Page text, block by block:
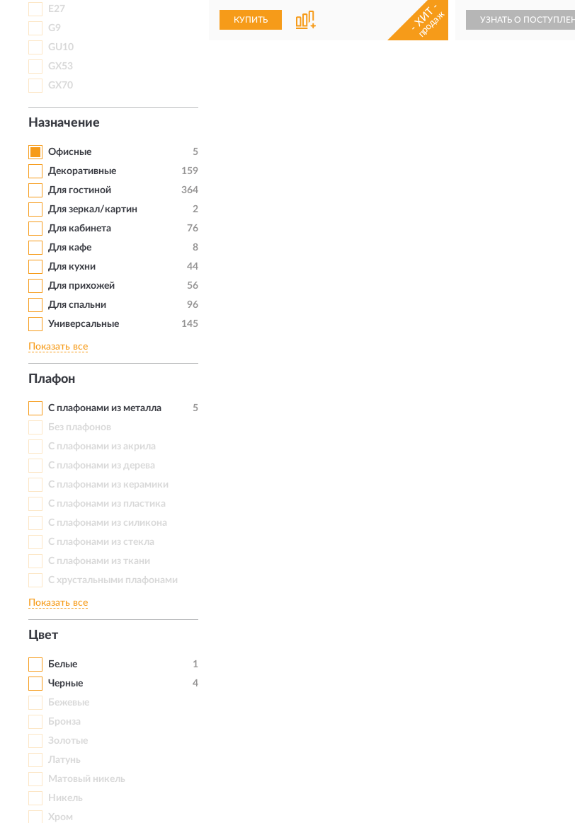
E27
G9
GU10
GX53
GX70
Назначение
Офисные
5
Декоративные
159
Для гостиной
364
Для зеркал/картин
2
Для кабинета
76
Для кафе
8
Для кухни
44
Для прихожей
56
Для спальни
96
Универсальные
145
Показать все
Плафон
С плафонами из металла
5
Без плафонов
С плафонами из акрила
С плафонами из дерева
С плафонами из керамики
С плафонами из пластика
С плафонами из силикона
С плафонами из стекла
С плафонами из ткани
С хрустальными плафонами
Показать все
Цвет
Белые
1
Черные
4
Бежевые
Бронза
Золотые
Латунь
Матовый никель
Никель
Хром
КУПИТЬ - ХИТ -
продаж УЗНАТЬ О